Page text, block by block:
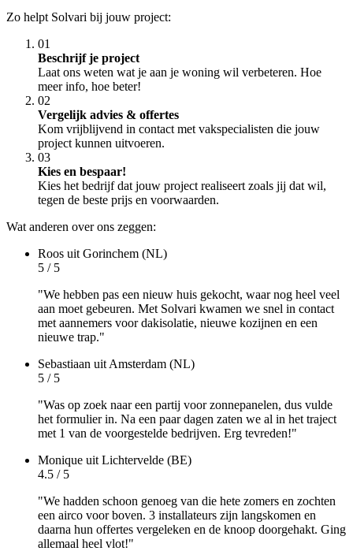
Zo helpt Solvari bij jouw project:
01
Beschrijf je project
Laat ons weten wat je aan je woning wil verbeteren. Hoe
meer info, hoe beter!
02
Vergelijk advies & offertes
Kom vrijblijvend in contact met vakspecialisten die jouw
project kunnen uitvoeren.
03
Kies en bespaar!
Kies het bedrijf dat jouw project realiseert zoals jij dat wil,
tegen de beste prijs en voorwaarden.
Wat anderen over ons zeggen:
Roos uit Gorinchem (NL)
5 / 5
"We hebben pas een nieuw huis gekocht, waar nog heel veel
aan moet gebeuren. Met Solvari kwamen we snel in contact
met aannemers voor dakisolatie, nieuwe kozijnen en een
nieuwe trap."
Sebastiaan uit Amsterdam (NL)
5 / 5
"Was op zoek naar een partij voor zonnepanelen, dus vulde
het formulier in. Na een paar dagen zaten we al in het traject
met 1 van de voorgestelde bedrijven. Erg tevreden!"
Monique uit Lichtervelde (BE)
4.5 / 5
"We hadden schoon genoeg van die hete zomers en zochten
een airco voor boven. 3 installateurs zijn langskomen en
daarna hun offertes vergeleken en de knoop doorgehakt. Ging
allemaal heel vlot!"